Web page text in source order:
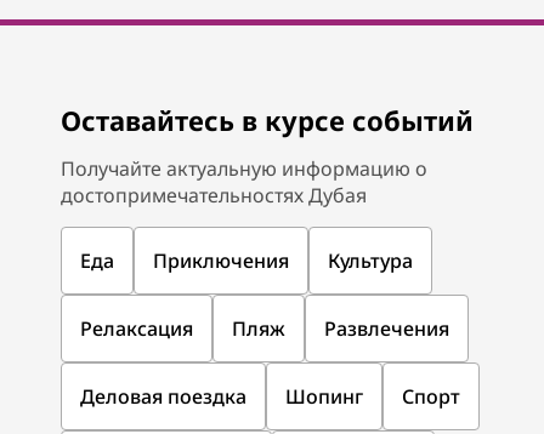
Оставайтесь в курсе событий
Получайте актуальную информацию о
достопримечательностях Дубая
Еда Приключения Культура
Релаксация Пляж Развлечения
Деловая поездка Шопинг Спорт